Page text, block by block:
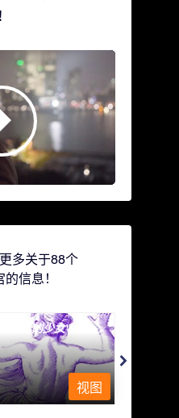
多关于88个
信息！
锁着的少女
视图